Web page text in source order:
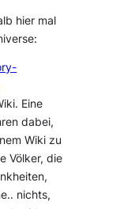
hier mal
Eine
dabei,
Wiki zu
Völker, die
nichts,